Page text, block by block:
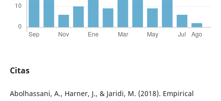
Citas
Abolhassani, A., Harner, J., & Jaridi, M. (2018). Empirical